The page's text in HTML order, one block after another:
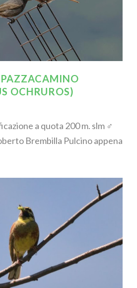
OCHRUROS)
a quota 200 m. slm ♂
Brembilla Pulcino appena